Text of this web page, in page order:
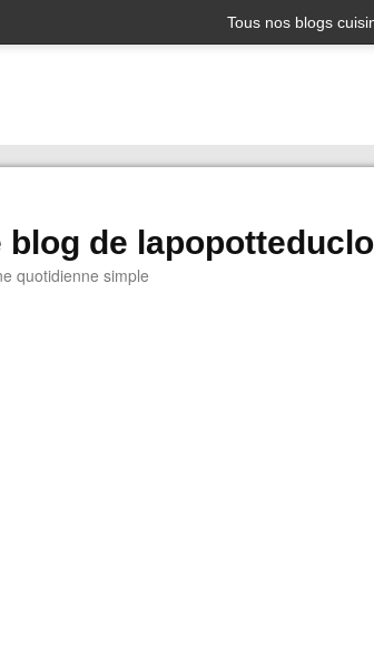
Tous nos blogs
blog de
quotidienne simple